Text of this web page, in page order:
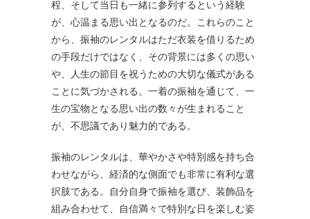
程、そして当日も一緒に参列するという経験
が、心温まる思い出となるのだ。これらのこと
から、振袖のレンタルはただ衣装を借りるため
の手段だけではなく、その背景には多くの思い
や、人生の節目を祝うための大切な儀式がある
ことに気づかされる。一着の振袖を通じて、一
生の宝物となる思い出の数々が生まれること
が、不思議であり魅力的である。
振袖のレンタルは、華やかさや特別感を持ち合
わせながら、経済的な側面でも非常に有利な選
択肢である。自分自身で振袖を選び、装飾品を
組み合わせて、自信満々で特別な日を楽しむ姿